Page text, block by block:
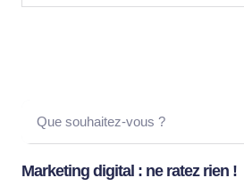
Marketing digital : ne ratez rien !